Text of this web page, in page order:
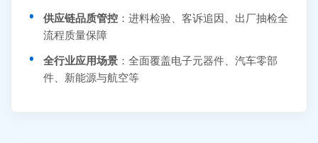
供应链品质管控 ：进料检验、客诉追因、出厂抽检全
流程质量保障
全行业应用场景 ：全面覆盖电子元器件、汽车零部
件、新能源与航空等